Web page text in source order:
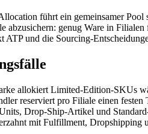
führt ein gemeinsamer Pool
abzusichern: genug Ware in
ATP und die Sourcing-
allokiert Limited-Edition-SKUs
reserviert pro Filiale einen
Drop-Ship-Artikel und
mit Fulfillment, Dropshipping